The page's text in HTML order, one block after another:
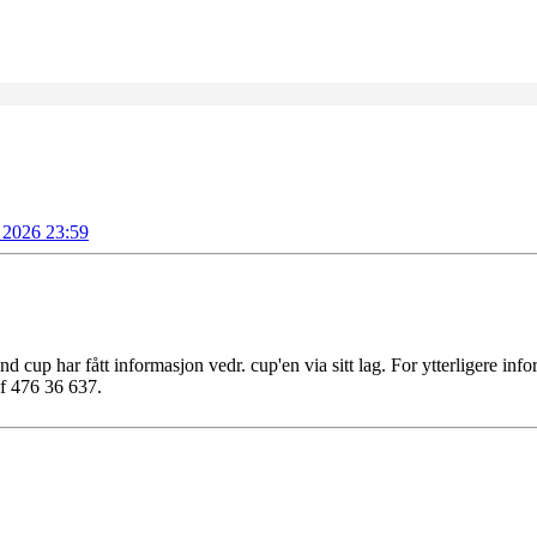
23:59
cup har fått informasjon vedr. cup'en via sitt lag. For ytterligere
476 36 637.